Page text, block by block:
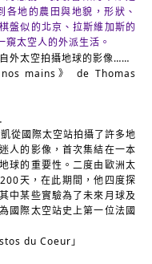
地的農田與地貌，形狀、
盤似的北京、拉斯維加斯的
窺太空人的外派生活。
外太空拍攝地球的影像……
mains》 de Thomas
從國際太空站拍攝了許多地
人的影像，首次集結在一本
球的重要性。二度由歐洲太
天，在此期間，他四度探
中某些實驗為了未來月球及
國際太空站史上第一位法國
du Coeur」